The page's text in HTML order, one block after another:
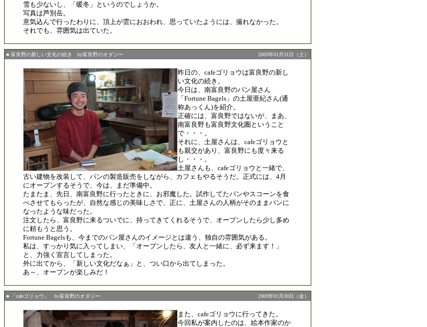
雪も少ないし、「暖冬」というのでしょうか。
写真は芦別岳。
意気込んで行ったわりに、頂上が雲におおわれ、思っていたようには、撮れなかった。
それでも、雰囲気は出ていた。
■ 富良野の新しい文化の続き by富良野のオダジー 2009年01月31日（土）
昨日の、cafeゴリョウは富良野の新し
い文化の続き。
今日は、南富良野のパン屋さん
「Fortune Bagels」の土屋亜紀さん(通
称あっくん)を紹介。
正確には、富良野ではないが、まあ、
南富良野も富良野文化圏ということ
で・・・。
それに、土屋さんは、cafeゴリョウと
も親交があり、富良野にも度々来る
し・・・。
土屋さんも、cafeゴリョウと一緒で、
古い建物を改装して、パンの製造販売をしながら、カフェもやるそうだ。正式には、4月
にオープンするそうで、今は、まだ準備中。
たまたま、先日、南富良野に行ったときに、お邪魔した。試作してたパンやスコーンを食
べさせてもらったが、自然な感じの美味しさで、正に、土屋さんの人柄がそのままパンに
なったような味だった。
注文したら、富良野に来るついでに、持ってきてくれるそうで、オープンしたら少し多め
に頼もうと思う。
Fortune Bagelsも、今までのパン屋さんのイメージとは違う、独自の雰囲気がある。
私は、すっかり気に入ってしまい、「オープンしたら、友人と一緒に、必ず来ます！」
と、力強く宣言してしまった。
外に出てから、「新しい文化だなぁ」と、つい口から出てしまった。
あ～、オープンが楽しみだ！
■ 「cafeゴリョウ」 by富良野のオダジー 2009年01月30日（金）
また、cafeゴリョウに行ってきた。
今回私が案内したのは、絵本作家のか